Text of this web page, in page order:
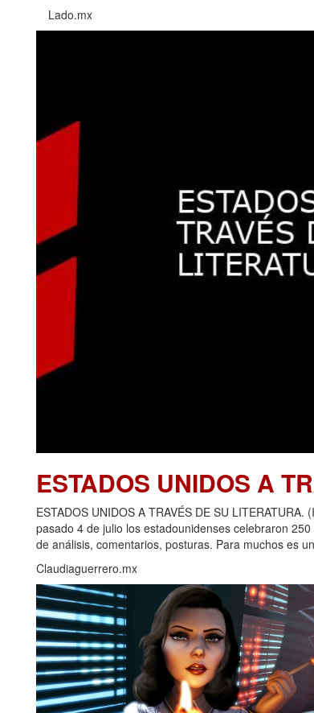
Lado.mx
ESTADOS UNIDOS A
ESTADOS UNIDOS A TRAVÉS DE SU
pasado 4 de julio los estadounidenses celebraron
de análisis, comentarios, posturas. Para muchos es
Claudiaguerrero.mx